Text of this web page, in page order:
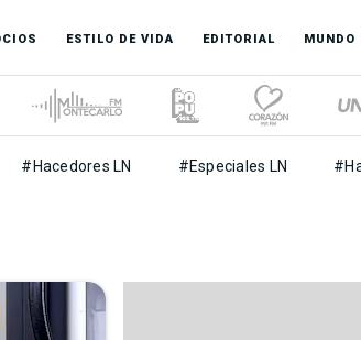
ESTILO DE VIDA EDITORIAL MUNDO
#Hacedores LN #Especiales LN